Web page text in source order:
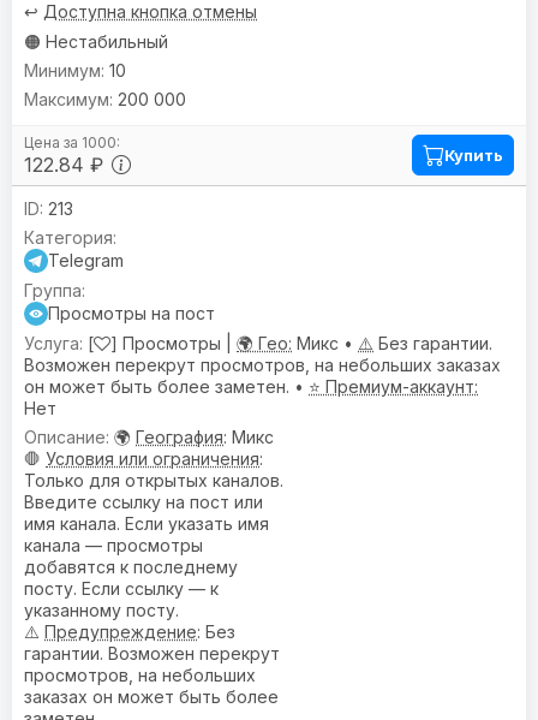
↩️ Доступна кнопка отмены
🟠 Нестабильный
122.84 ₽
10
200 000
Купить
213
Telegram
Просмотры на пост
[
] Просмотры | 🌍 Гео: Микс • ⚠️ Без гарантии.
Возможен перекрут просмотров, на небольших заказах
он может быть более заметен. • ⭐ Премиум-аккаунт:
Нет
🌍 География: Микс
🛑 Условия или ограничения:
Только для открытых каналов.
Введите ссылку на пост или
имя канала. Если указать имя
канала — просмотры
добавятся к последнему
посту. Если ссылку — к
указанному посту.
⚠️ Предупреждениe: Без
гарантии. Возможен перекрут
просмотров, на небольших
заказах он может быть более